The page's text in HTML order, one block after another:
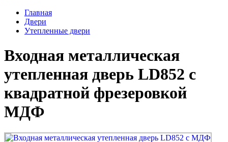
Главная
Двери
Утепленные двери
Входная металлическая
утепленная дверь LD852 с
квадратной фрезеровкой
МДФ